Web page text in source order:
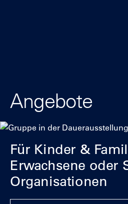
Angebote
Für Kinder &
Erwachsene oder
Organisationen